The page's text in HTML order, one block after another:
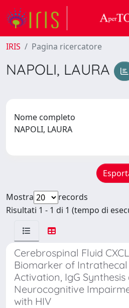
IRIS Pagina ricercatore
NAPOLI, LAURA
Nome completo
NAPOLI, LAURA
Mostra
records
Risultati 1 - 1 di 1 (tempo di
Cerebrospinal Fluid
Biomarker of
Activation, IgG Synthesis
Neurocognitive
with HIV